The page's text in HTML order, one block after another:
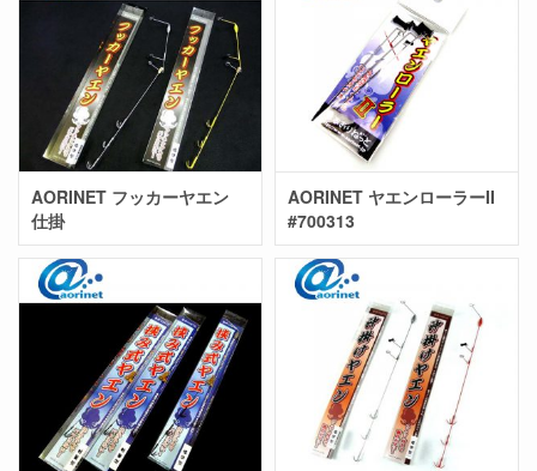
AORINET フッカーヤエン
仕掛
AORINET ヤエンローラーII
#700313